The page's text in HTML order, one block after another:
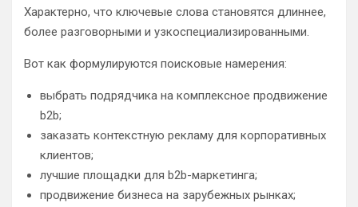
Характерно, что ключевые слова становятся длиннее,
более разговорными и узкоспециализированными.
Вот как формулируются поисковые намерения:
выбрать подрядчика на комплексное продвижение
b2b;
заказать контекстную рекламу для корпоративных
клиентов;
лучшие площадки для b2b-маркетинга;
продвижение бизнеса на зарубежных рынках;